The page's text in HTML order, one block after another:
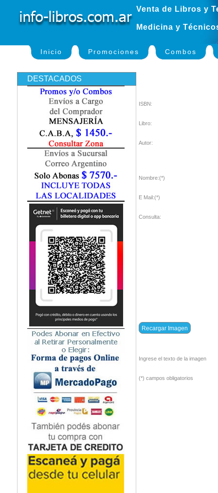
Venta de Libros y
Medicina y
Inicio Promociones Combos
DESTACADOS
ISBN:
Libro:
Autor:
Nombre:(*)
E Mail:(*)
Consulta:
Ingrese el texto de la imagen
(*) campos obligatorios